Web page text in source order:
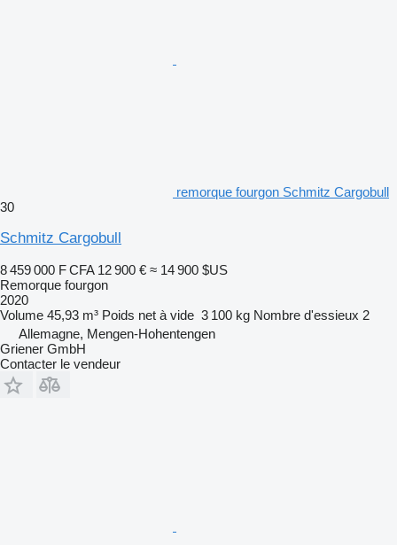
remorque fourgon Schmitz Cargobull
30
Schmitz Cargobull
8 459 000 F CFA 12 900 € ≈ 14 900 $US
Remorque fourgon
2020
Volume 45,93 m³ Poids net à vide 3 100 kg Nombre d'essieux 2
Allemagne, Mengen-Hohentengen
Griener GmbH
Contacter le vendeur